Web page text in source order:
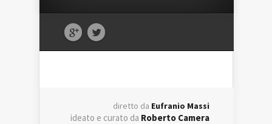
diretto da Eufranio Massi
ideato e curato da Roberto Camera